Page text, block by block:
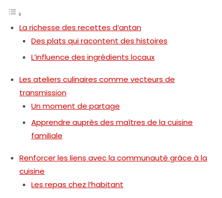
La richesse des recettes d’antan
Des plats qui racontent des histoires
L’influence des ingrédients locaux
Les ateliers culinaires comme vecteurs de
transmission
Un moment de partage
Apprendre auprès des maîtres de la cuisine
familiale
Renforcer les liens avec la communauté grâce à la
cuisine
Les repas chez l’habitant